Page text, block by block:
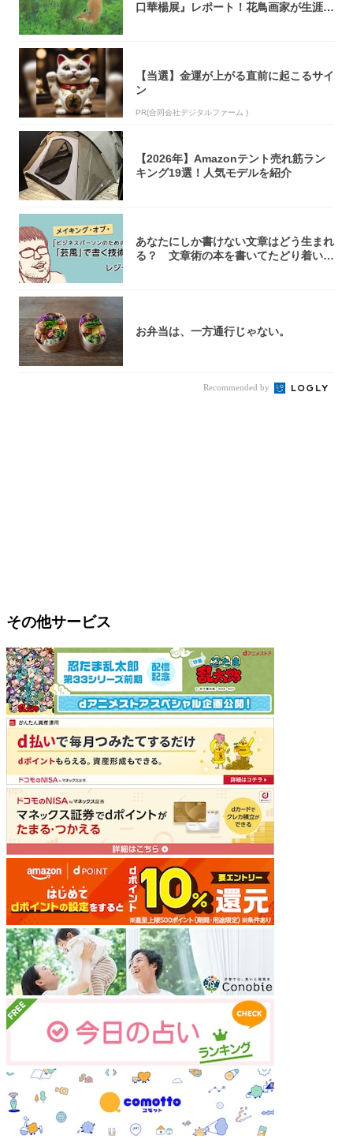
口華楊展』レポート！花鳥画家が生涯描
【当選】金運が上がる直前に起こるサイ
ン
PR(合同会社デジタルファーム )
【2026年】Amazonテント売れ筋ラン
キング19選！人気モデルを紹介
あなたにしか書けない文章はどう生まれ
る？ 文章術の本を書いてたどり着いた
お弁当は、一方通行じゃない。
Recommended by
その他サービス